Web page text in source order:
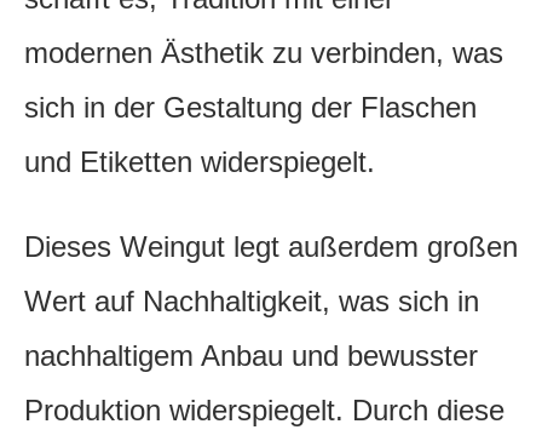
modernen Ästhetik zu verbinden, was
sich in der Gestaltung der Flaschen
und Etiketten widerspiegelt.
Dieses Weingut legt außerdem großen
Wert auf Nachhaltigkeit, was sich in
nachhaltigem Anbau und bewusster
Produktion widerspiegelt. Durch diese